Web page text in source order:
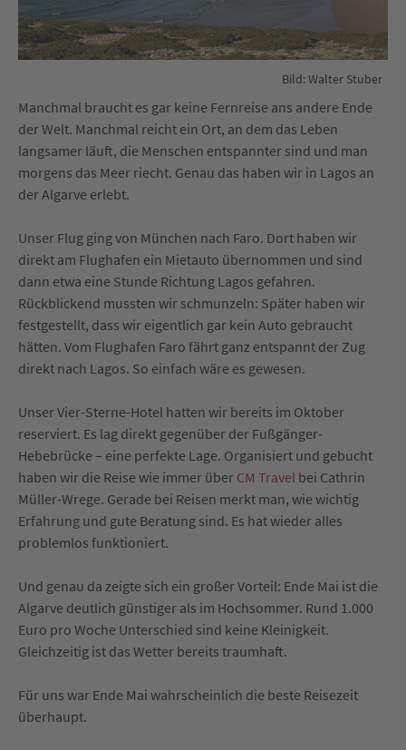
Bild: Walter Stuber
Manchmal braucht es gar keine Fernreise ans andere Ende
der Welt. Manchmal reicht ein Ort, an dem das Leben
langsamer läuft, die Menschen entspannter sind und man
morgens das Meer riecht. Genau das haben wir in Lagos an
der Algarve erlebt.
Unser Flug ging von München nach Faro. Dort haben wir
direkt am Flughafen ein Mietauto übernommen und sind
dann etwa eine Stunde Richtung Lagos gefahren.
Rückblickend mussten wir schmunzeln: Später haben wir
festgestellt, dass wir eigentlich gar kein Auto gebraucht
hätten. Vom Flughafen Faro fährt ganz entspannt der Zug
direkt nach Lagos. So einfach wäre es gewesen.
Unser Vier-Sterne-Hotel hatten wir bereits im Oktober
reserviert. Es lag direkt gegenüber der Fußgänger-
Hebebrücke – eine perfekte Lage. Organisiert und gebucht
haben wir die Reise wie immer über CM Travel bei Cathrin
Müller-Wrege. Gerade bei Reisen merkt man, wie wichtig
Erfahrung und gute Beratung sind. Es hat wieder alles
problemlos funktioniert.
Und genau da zeigte sich ein großer Vorteil: Ende Mai ist die
Algarve deutlich günstiger als im Hochsommer. Rund 1.000
Euro pro Woche Unterschied sind keine Kleinigkeit.
Gleichzeitig ist das Wetter bereits traumhaft.
Für uns war Ende Mai wahrscheinlich die beste Reisezeit
überhaupt.